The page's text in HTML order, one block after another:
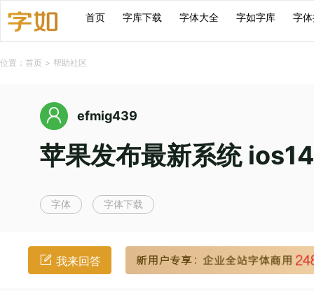
首页 字库下载 字体大全 字如字库 字
位置： 首页 > 帮助社区
efmig439
苹果发布最新系统
字体 字体下载
我来回答